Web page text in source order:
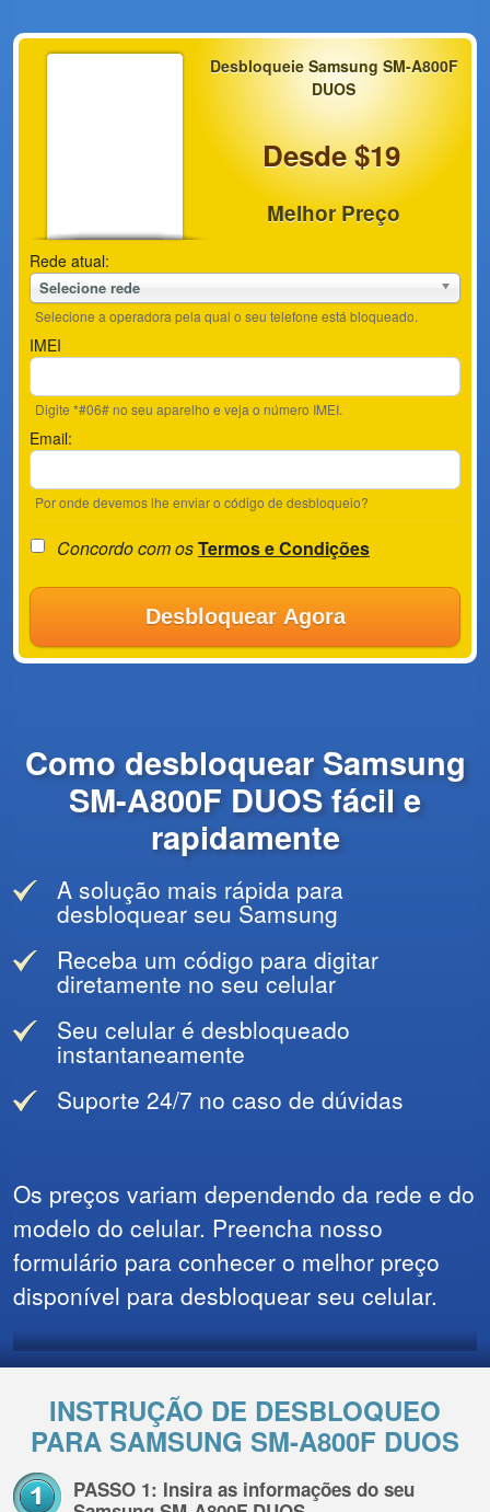
Desbloqueie Samsung SM-A800F
DUOS
Desde $19
Melhor Preço
Rede atual:
Selecione rede
Selecione a operadora pela qual o seu telefone está bloqueado.
IMEI
Digite *#06# no seu aparelho e veja o número IMEI.
Email:
Por onde devemos lhe enviar o código de desbloqueio?
Concordo com osTermos e Condições
Desbloquear Agora
Como desbloquear Samsung
SM-A800F DUOS fácil e
rapidamente
A solução mais rápida para
desbloquear seu Samsung
Receba um código para digitar
diretamente no seu celular
Seu celular é desbloqueado
instantaneamente
Suporte 24/7 no caso de dúvidas
Os preços variam dependendo da rede e do
modelo do celular. Preencha nosso
formulário para conhecer o melhor preço
disponível para desbloquear seu celular.
INSTRUÇÃO DE DESBLOQUEO
PARA SAMSUNG SM-A800F DUOS
PASSO 1: Insira as informações do seu